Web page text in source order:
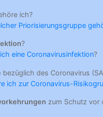
ich?
Priorisierungsgruppe
?
eine Coronavirusinfektion?
bezüglich des Coronavirus
ich zur Coronavirus-
zum Schutz vor